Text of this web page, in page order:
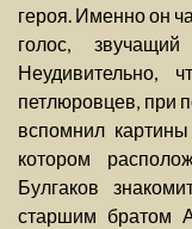
героя. Именно он
голос,
Неудивительно,
петлюровцев, при
вспомнил
котором
Булгаков
старшим братом